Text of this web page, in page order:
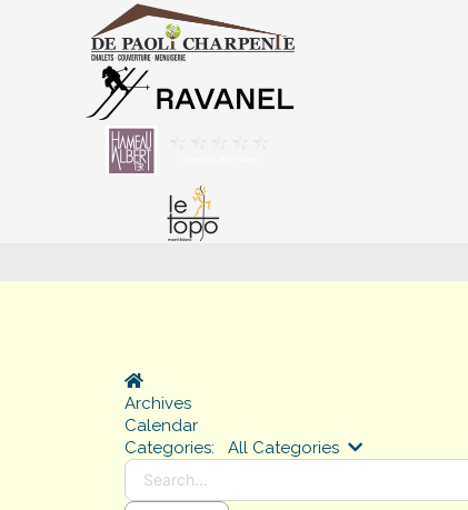
Home
Archives
Calendar
Categories:
All Categories Search...